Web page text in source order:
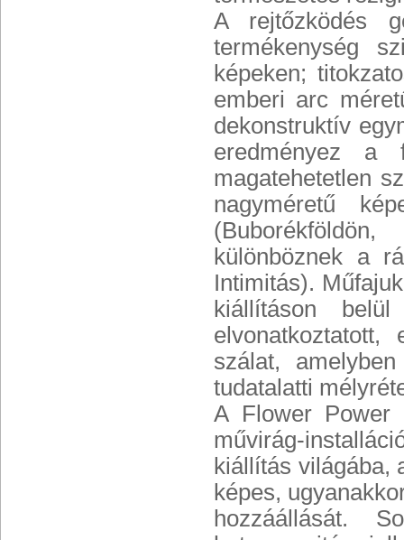
A rejtőzködés
termékenység
képeken;
emberi arc
dekonstruktív
eredményez a
magatehetetlen
nagyméretű
különböznek a
Intimitás).
kiállításon
elvonatkoztatott,
szálat,
tudatalatti
A Flower Power
művirág-
kiállítás világába,
képes,
hozzáállását.